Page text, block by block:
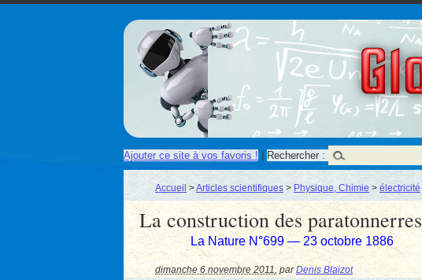
Ajouter ce site à vos favoris ! | Rechercher :
Accueil >Articles scientifiques > Physique, Chimie > électricité
La construction des paratonnerres
La Nature N°699 — 23 octobre 1886
dimanche 6 novembre 2011,parDenis Blaizot